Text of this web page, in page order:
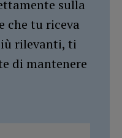
sulla
che tu riceva
rilevanti, ti
di mantenere